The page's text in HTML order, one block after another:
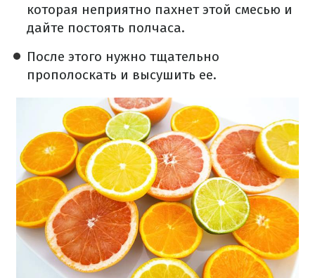
которая неприятно пахнет этой смесью и
дайте постоять полчаса.
После этого нужно тщательно
прополоскать и высушить ее.